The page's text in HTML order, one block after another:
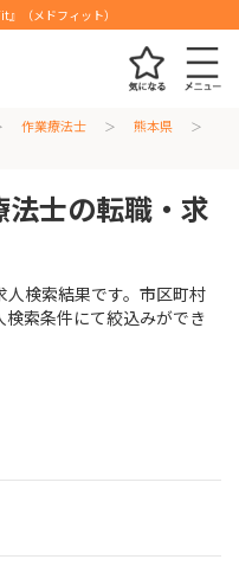
（メドフィット）
作業療法士
熊本県
士の転職・求
検索結果です。市区町村
索条件にて絞込みができ